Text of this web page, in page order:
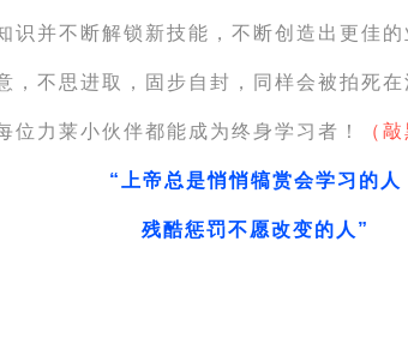
识并不断解锁新技能，不断创造出更佳
不思进取，固步自封，同样会被拍死在
力莱小伙伴都能成为终身学习者！ （
“上帝总是悄悄犒赏会学习的人
残酷惩罚不愿改变的人 ”